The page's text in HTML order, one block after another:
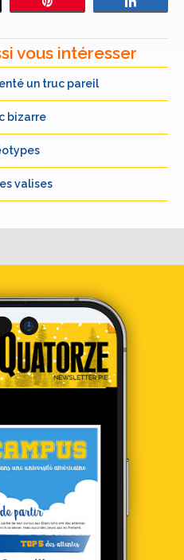
vous intéresser
un truc pareil
bizarre
valises